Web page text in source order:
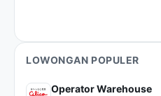
LOWONGAN POPULER
Operator Warehouse